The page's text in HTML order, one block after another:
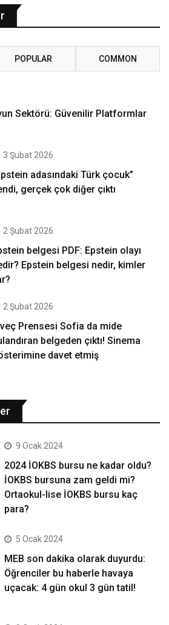
POPULAR COMMON
Sektörü: Güvenilir Platformlar
3 Şubat 2026
adasındaki Türk çocuk”
gerçek çok diğer çıktı
2 Şubat 2026
belgesi PDF: Epstein olayı
Epstein belgesi nedir, kimler
2 Şubat 2026
Prensesi Sofia da mide
belgeden çıktı! Sinema
davet etmiş
9 Ocak 2024
2024 İOKBS bursu ne kadar oldu?
İOKBS bursuna zam geldi mi?
Ortaokul-lise İOKBS bursu kaç
para?
5 Ocak 2024
MEB son dakika olarak duyurdu:
Öğrenciler bu haberle havaya
uçacak: 4 gün okul 3 gün tatil!